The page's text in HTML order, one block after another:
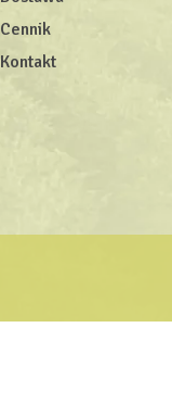
Cennik
Kontakt